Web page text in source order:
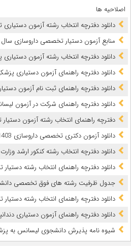
اصلاحیه ها
دانلود دفترچه انتخاب رشته آزمون دستیاری
منابع آزمون دستیار تخصصی داروسازی سال 1399
دانلود دفترچه انتخاب رشته آزمون دستیاری پزشکی
دانلود دفترچه راهنمای آزمون دستیاری پزشکی
دانلود دفترچه راهنمای ثبت نام آزمون
دانلود دفترچه راهنمای شرکت در آزمون
دفترچه راهنمای انتخاب رشته آزمون
دانلود آزمون دکتری تخصصی داروسازی 1403 + پاسخ تشریحی
دانلود دفترچه انتخاب رشته کنکور ارشد وزارت
دانلود دفترچه راهنمای انتخاب رشته
جدول ظرفیت رشته های فوق تخصصی
دانلود دفترچه راهنمای انتخاب رشته
دانلود دفترچه راهنمای آزمون دستیاری
شیوه نامه پذیرش دانشجوی لیسانس به پزشکی سال